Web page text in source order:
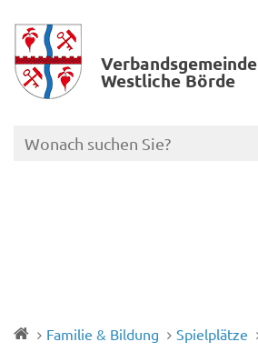
Verbands­gemeinde
Westliche Börde
Familie & Bildung Spielplätze